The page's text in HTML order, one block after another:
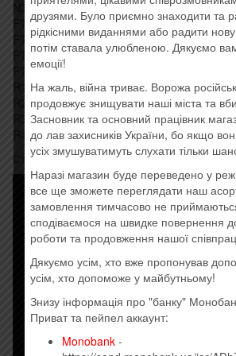
N3 Civil War 7:41
F’N1 You Could Be Mine 5:44
F’N2 Don’t Cry (Original) 4:44
F’N3 November Rain 8:57
F’N4 Live And Let Die 3:02
R1 Yesterdays 3:15
R2 Ain’t It Fun 5:07
R3 Since I Don’t Have You 4:19
R4 Sympathy For The Devil 7:35
Стиль: Hard Rock
друзями. Було приємно знаходити та
рідкісними виданнями або радити
потім ставала улюбленою. Дякуємо
емоції!
На жаль, війна триває. Ворожа
продовжує знищувати наші міста та
Засновник та основний працівник
до лав захисників України, бо якщо
усіх змушуватимуть слухати тільки
Наразі магазин буде переведено у
все ще зможете переглядати наш
замовлення тимчасово не
сподіваємося на швидке повернення
роботи та продовження нашої
Дякуємо усім, хто вже пропонував
усім, хто допоможе у майбутньому!
Знизу інформація про "банку"
Приват та пейпел аккаунт:
Monobank -